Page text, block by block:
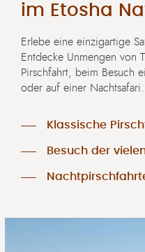
im Etosha
Erlebe eine einzigartige
Entdecke Unmengen von
Pirschfahrt, beim Besuch
oder auf einer Nachtsafari.
Klassische
Besuch der